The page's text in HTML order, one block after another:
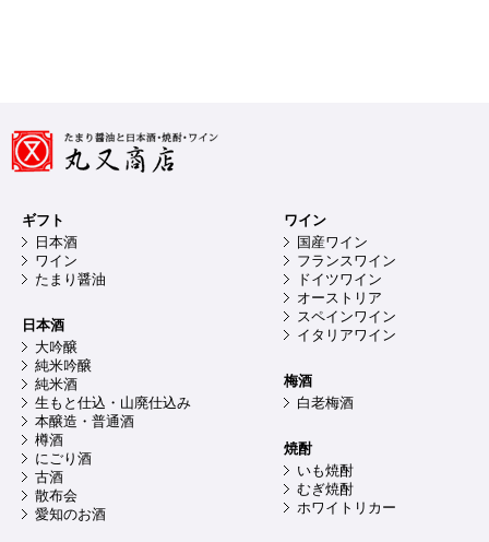
ギフト
日本酒
ワイン
たまり醤油
日本酒
大吟醸
純米吟醸
純米酒
生もと仕込・山廃仕込み
本醸造・普通酒
樽酒
にごり酒
古酒
散布会
愛知のお酒
ワイン
国産ワイン
フランスワイン
ドイツワイン
オーストリア
スペインワイン
イタリアワイン
梅酒
白老梅酒
焼酎
いも焼酎
むぎ焼酎
ホワイトリカー